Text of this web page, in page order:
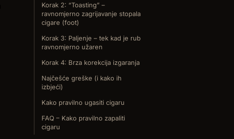
Korak 2: “Toasting” –
ravnomjerno zagrijavanje stopala
cigare (foot)
Korak 3: Paljenje – tek kad je rub
ravnomjerno užaren
Korak 4: Brza korekcija izgaranja
Najčešće greške (i kako ih
izbjeći)
Kako pravilno ugasiti cigaru
FAQ – Kako pravilno zapaliti
cigaru